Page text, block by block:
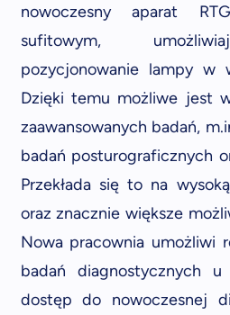
nowoczesny aparat
sufitowym,
pozycjonowanie lampy w
Dzięki temu możliwe jest
zaawansowanych badań,
badań posturograficznych
Przekłada się to na
oraz znacznie większe
Nowa pracownia umożliwi
badań diagnostycznych u
dostęp do nowoczesnej